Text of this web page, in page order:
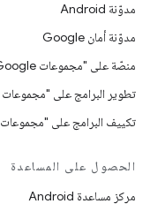
مدوّنة Android
مدوّنة أمان Google
منصّة على "مجموعات Google"
تطوير البرامج على "مجموعات Google"
تكييف البرامج على "مجموعات Google"
الحصول على المساعدة
مركز مساعدة Android